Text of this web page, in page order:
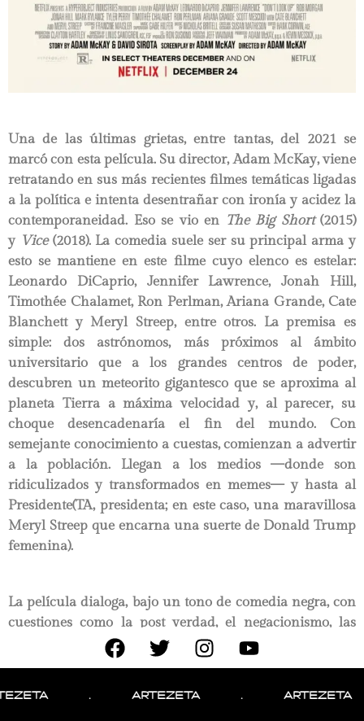
Una de las últimas grietas, entre tantas, del 2021 se
marcó con esta película. Su director, Adam McKay, viene
retratando en sus más recientes filmes temáticas ligadas
a la política e intenta desentrañar con ironía y acidez la
contemporaneidad. Eso se vio en The Big Short(2015)
y Vice (2018). La comedia suele ser su principal arma y
esto se mantiene en este filme cuyo elenco es estelar:
Leonardo DiCaprio, Jennifer Lawrence, Jonah Hill,
Timothée Chalamet, Ron Perlman, Ariana Grande, Cate
Blanchett y Meryl Streep, entre otros. La premisa es
simple: dos astrónomos, más próximos al ámbito
universitario que a los grandes centros de poder,
descubren un meteorito gigantesco que se aproxima al
planeta Tierra a máxima velocidad y, al parecer, su
choque desencadenaría el fin del mundo. Con
semejante conocimiento a cuestas, comienzan a advertir
a la población. Llegan a los medios —donde son
ridiculizados y transformados en memes— y hasta al
Presidente(TA, presidenta; en este caso, una maravillosa
Meryl Streep que encarna una suerte de Donald Trump
femenina).
La película dialoga, bajo un tono de comedia negra, con
cuestiones como la post verdad, el negacionismo, las
teorías conspirativas y el sensacionalismo. Si bien
algunos pasajes se vuelven extensos en exceso y algunas
reflexiones interesantes en torno a la época. En este
. ARTEZETA . ARTEZETA .